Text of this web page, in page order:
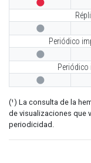


Periódico

Periódico

(¹) La consulta de la
de visualizaciones que
periodicidad.